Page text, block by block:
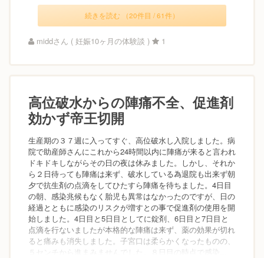
続きを読む （20件目 / 61件）
middさん ( 妊娠10ヶ月の体験談 ) 1
高位破水からの陣痛不全、促進剤
効かず帝王切開
生産期の３７週に入ってすぐ、高位破水し入院しました。病
院で助産師さんにこれから24時間以内に陣痛が来ると言われ
ドキドキしながらその日の夜は休みました。しかし、それか
ら２日待っても陣痛は来ず、破水している為退院も出来ず朝
夕で抗生剤の点滴をしてひたすら陣痛を待ちました。4日目
の朝、感染兆候もなく胎児も異常はなかったのですが、日の
経過とともに感染のリスクが増すとの事で促進剤の使用を開
始しました。4日目と5日目としてに錠剤、6日目と7日目と
点滴を行ないましたが本格的な陣痛は来ず、薬の効果が切れ
ると痛みも消失しました。子宮口は柔らかくなったものの、
５センチから進まみませんでした。８日目の時点で感染...